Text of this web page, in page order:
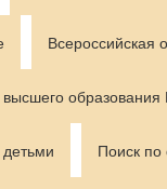
Всероссийская
Поиск по